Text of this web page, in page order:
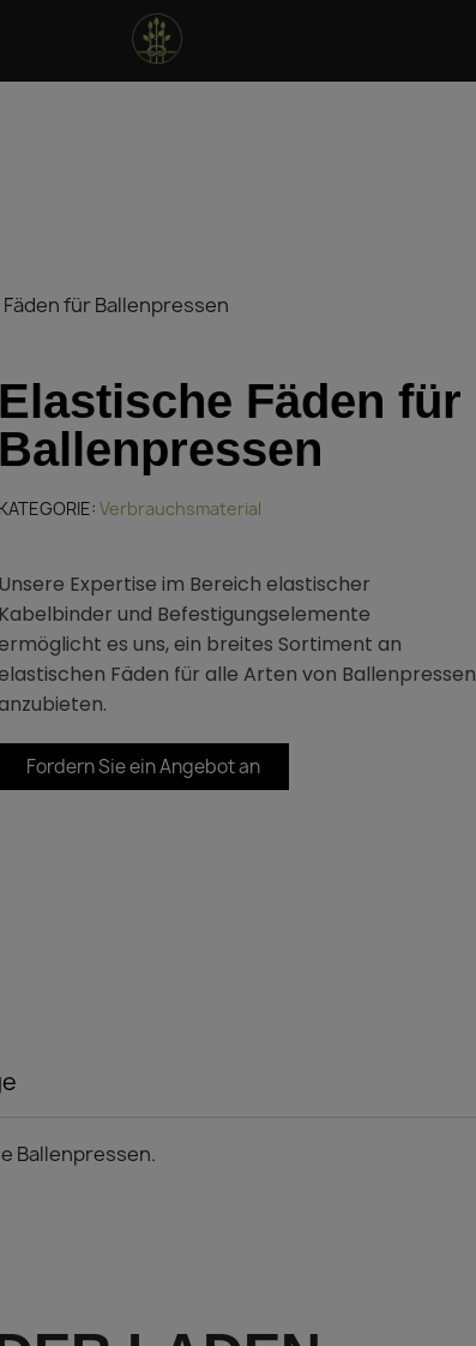
für Ballenpressen
Elastische Fäden für
Ballenpressen
KATEGORIE Verbrauchsmaterial
Unsere Expertise im Bereich elastischer
Kabelbinder und Befestigungselemente
es uns, ein breites Sortiment an
Fäden für alle Arten von Ballenpressen
Fordern Sie ein Angebot an
Ballenpressen.